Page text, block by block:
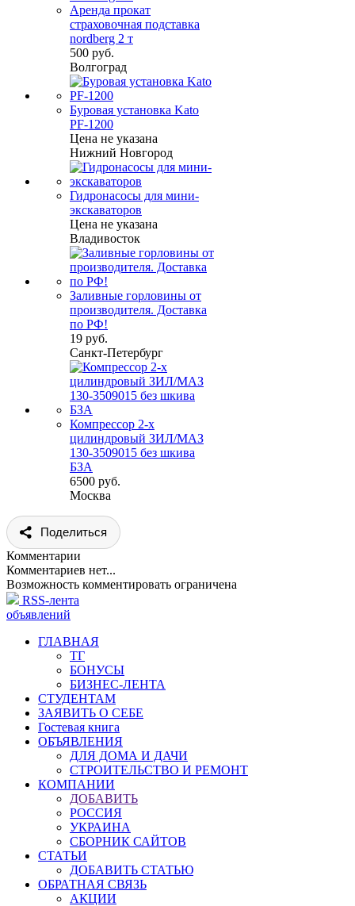
Аренда прокат
страховочная подставка
nordberg 2 т
500 руб.
Волгоград
Буровая установка Kato
PF-1200
Цена не указана
Нижний Новгород
Гидронасосы для мини-
экскаваторов
Цена не указана
Владивосток
Заливные горловины от
производителя. Доставка
по РФ!
19 руб.
Санкт-Петербург
Компрессор 2-х
цилиндровый ЗИЛ/МАЗ
130-3509015 без шкива
БЗА
6500 руб.
Москва
Поделиться
Комментарии
Комментариев нет...
Возможность комментировать ограничена
RSS-лента
объявлений
ГЛАВНАЯ
ТГ
БОНУСЫ
БИЗНЕС-ЛЕНТА
СТУДЕНТАМ
ЗАЯВИТЬ О СЕБЕ
Гостевая книга
ОБЪЯВЛЕНИЯ
ДЛЯ ДОМА И ДАЧИ
СТРОИТЕЛЬСТВО И РЕМОНТ
КОМПАНИИ
ДОБАВИТЬ
РОССИЯ
УКРАИНА
СБОРНИК САЙТОВ
СТАТЬИ
ДОБАВИТЬ СТАТЬЮ
ОБРАТНАЯ СВЯЗЬ
АКЦИИ